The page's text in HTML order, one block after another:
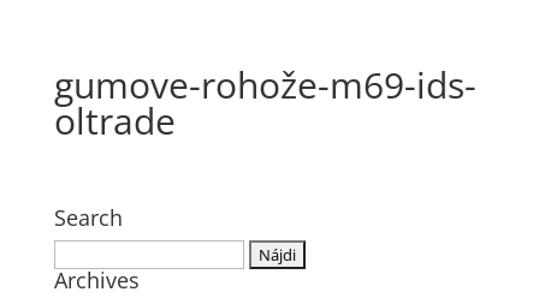
gumove-rohože-m69-ids-
oltrade
Search
Archives